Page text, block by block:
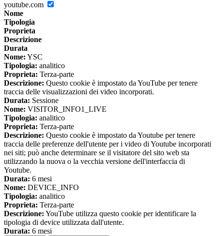
youtube.com
Nome
Tipologia
Proprieta
Descrizione
Durata
Nome: YSC
Tipologia: analitico
Proprieta: Terza-parte
Descrizione: Questo cookie è impostato da YouTube per tenere
traccia delle visualizzazioni dei video incorporati.
Durata: Sessione
Nome: VISITOR_INFO1_LIVE
Tipologia: analitico
Proprieta: Terza-parte
Descrizione: Questo cookie è impostato da Youtube per tenere
traccia delle preferenze dell'utente per i video di Youtube incorporati
nei siti; può anche determinare se il visitatore del sito web sta
utilizzando la nuova o la vecchia versione dell'interfaccia di
Youtube.
Durata: 6 mesi
Nome: DEVICE_INFO
Tipologia: analitico
Proprieta: Terza-parte
Descrizione: YouTube utilizza questo cookie per identificare la
tipologia di device utilizzata dall'utente.
Durata: 6 mesi